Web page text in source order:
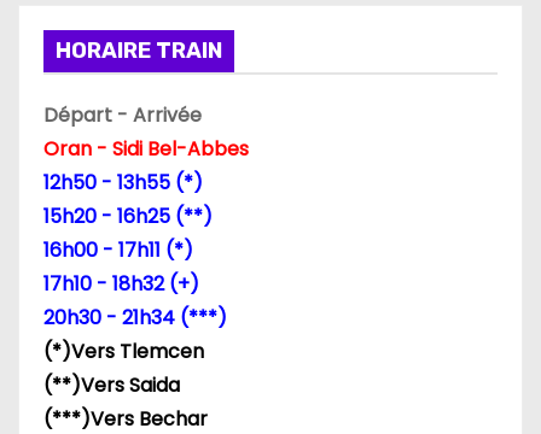
HORAIRE TRAIN
Départ - Arrivée
Oran - Sidi Bel-Abbes
12h50 - 13h55 (*)
15h20 - 16h25 (**)
16h00 - 17h11 (*)
17h10 - 18h32 (+)
20h30 - 21h34 (***)
(*)Vers Tlemcen
(**)Vers Saida
(***)Vers Bechar